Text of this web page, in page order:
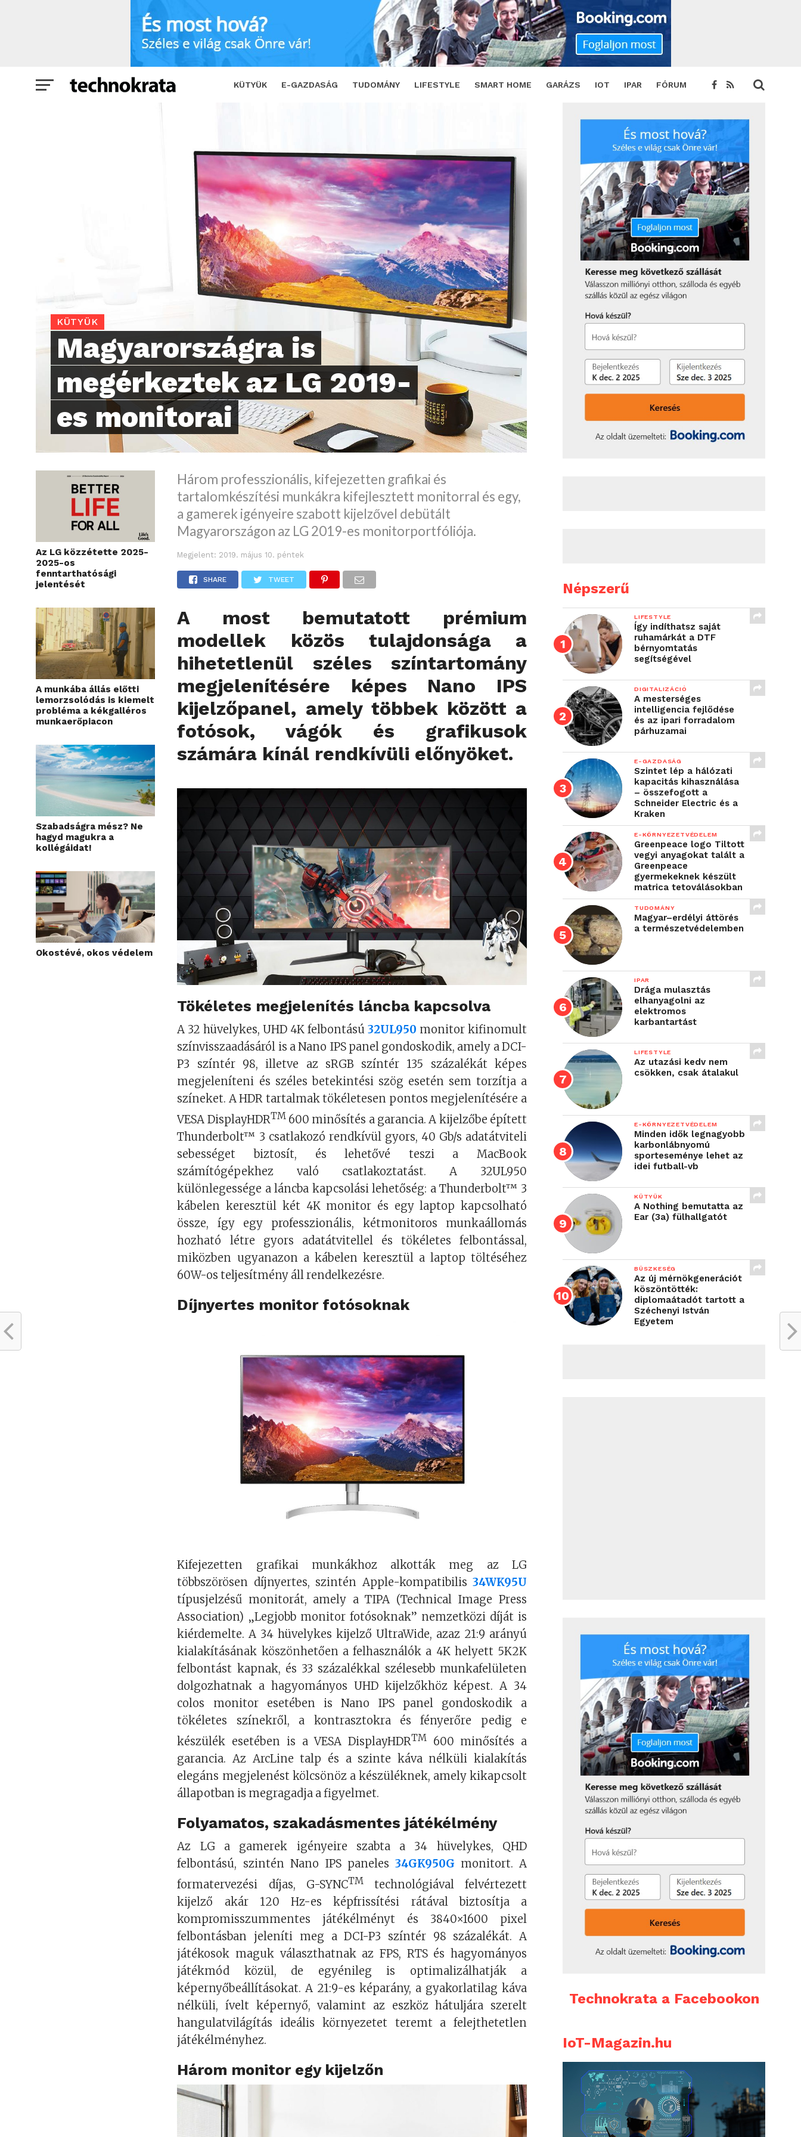
KÜTYÜK E-GAZDASÁG TUDOMÁNY LIFESTYLE SMART HOME GARÁZS IOT IPAR FÓRUM
Magyarországra is megérkeztek az LG 2019-es monitorai SHARE TWEET
KÜTYÜK
Magyarországra is
megérkeztek az LG 2019-
es monitorai
Az LG közzétette 2025-
2025-os
fenntarthatósági
jelentését
A munkába állás előtti
lemorzsolódás is kiemelt
probléma a kékgalléros
munkaerőpiacon
Szabadságra mész? Ne
hagyd magukra a
kollégáidat!
Okostévé, okos védelem
Három professzionális, kifejezetten grafikai és
tartalomkészítési munkákra kifejlesztett monitorral és egy,
a gamerek igényeire szabott kijelzővel debütált
Magyarországon az LG 2019-es monitorportfóliója.
Megjelent: 2019. május 10. péntek
SHARE TWEET
A most bemutatott prémium
modellek közös tulajdonsága a
hihetetlenül széles színtartomány
megjelenítésére képes Nano IPS
kijelzőpanel, amely többek között a
fotósok, vágók és grafikusok
számára kínál rendkívüli előnyöket.
Tökéletes megjelenítés láncba kapcsolva
A 32 hüvelykes, UHD 4K felbontású32UL950 monitor kifinomult
színvisszaadásáról is a Nano IPS panel gondoskodik, amely a DCI-
P3 színtér 98, illetve az sRGB színtér 135 százalékát képes
megjeleníteni és széles betekintési szög esetén sem torzítja a
színeket. A HDR tartalmak tökéletesen pontos megjelenítésére a
VESA DisplayHDRTM600 minősítés a garancia. A kijelzőbe épített
Thunderbolt™ 3 csatlakozó rendkívül gyors, 40 Gb/s adatátviteli
sebességet biztosít, és lehetővé teszi a MacBook
számítógépekhez való csatlakoztatást. A 32UL950
különlegessége a láncba kapcsolási lehetőség: a Thunderbolt™ 3
kábelen keresztül két 4K monitor és egy laptop kapcsolható
össze, így egy professzionális, kétmonitoros munkaállomás
hozható létre gyors adatátvitellel és tökéletes felbontással,
miközben ugyanazon a kábelen keresztül a laptop töltéséhez
60W-os teljesítmény áll rendelkezésre.
Díjnyertes monitor fotósoknak
Kifejezetten grafikai munkákhoz alkották meg az LG
többszörösen díjnyertes, szintén Apple-kompatibilis 34WK95U
típusjelzésű monitorát, amely a TIPA (Technical Image Press
Association) „Legjobb monitor fotósoknak” nemzetközi díját is
kiérdemelte. A 34 hüvelykes kijelző UltraWide, azaz 21:9 arányú
kialakításának köszönhetően a felhasználók a 4K helyett 5K2K
felbontást kapnak, és 33 százalékkal szélesebb munkafelületen
dolgozhatnak a hagyományos UHD kijelzőkhöz képest. A 34
colos monitor esetében is Nano IPS panel gondoskodik a
tökéletes színekről, a kontrasztokra és fényerőre pedig e
készülék esetében is a VESA DisplayHDRTM600 minősítés a
garancia. Az ArcLine talp és a szinte káva nélküli kialakítás
elegáns megjelenést kölcsönöz a készüléknek, amely kikapcsolt
állapotban is megragadja a figyelmet.
Folyamatos, szakadásmentes játékélmény
Az LG a gamerek igényeire szabta a 34 hüvelykes, QHD
felbontású, szintén Nano IPS paneles 34GK950G monitort. A
formatervezési díjas, G-SYNCTMtechnológiával felvértezett
kijelző akár 120 Hz-es képfrissítési rátával biztosítja a
kompromisszummentes játékélményt és 3840×1600 pixel
felbontásban jeleníti meg a DCI-P3 színtér 98 százalékát. A
játékosok maguk választhatnak az FPS, RTS és hagyományos
játékmód közül, de egyénileg is optimalizálhatják a
képernyőbeállításokat. A 21:9-es képarány, a gyakorlatilag káva
nélküli, ívelt képernyő, valamint az eszköz hátuljára szerelt
hangulatvilágítás ideális környezetet teremt a felejthetetlen
játékélményhez.
Három monitor egy kijelzőn
Népszerű
LIFESTYLE
Így indíthatsz saját
ruhamárkát a DTF
bérnyomtatás
segítségével
DIGITALIZÁCIÓ
A mesterséges
intelligencia fejlődése
és az ipari forradalom
párhuzamai
E-GAZDASÁG
Szintet lép a hálózati
kapacitás kihasználása
– összefogott a
Schneider Electric és a
Kraken
E-KÖRNYEZETVÉDELEM
Greenpeace logo Tiltott
vegyi anyagokat talált a
Greenpeace
gyermekeknek készült
matrica tetoválásokban
TUDOMÁNY
Magyar–erdélyi áttörés
a természetvédelemben
IPAR
Drága mulasztás
elhanyagolni az
elektromos
karbantartást
LIFESTYLE
Az utazási kedv nem
csökken, csak átalakul
E-KÖRNYEZETVÉDELEM
Minden idők legnagyobb
karbonlábnyomú
sporteseménye lehet az
idei futball-vb
KÜTYÜK
A Nothing bemutatta az
Ear (3a) fülhallgatót
BÜSZKESÉG
Az új mérnökgenerációt
köszöntötték:
diplomaátadót tartott a
Széchenyi István
Egyetem
Technokrata a Facebookon
IoT-Magazin.hu